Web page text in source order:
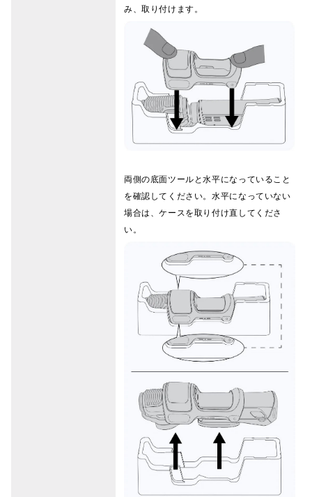
み、取り付けます。
両側の底面ツールと水平になっていること
を確認してください。水平になっていない
場合は、ケースを取り付け直してくださ
い。